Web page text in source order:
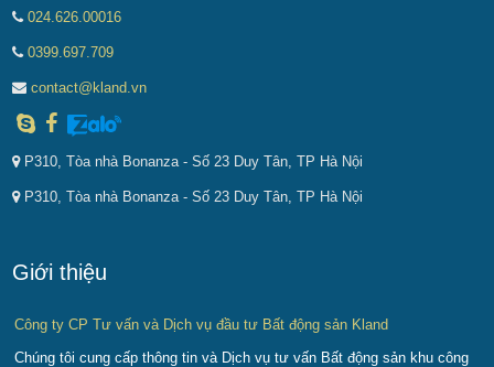
024.626.00016
0399.697.709
contact@kland.vn
P310, Tòa nhà Bonanza - Số 23 Duy Tân, TP Hà Nội
P310, Tòa nhà Bonanza - Số 23 Duy Tân, TP Hà Nội
Giới thiệu
Công ty CP Tư vấn và Dịch vụ đầu tư Bất động sản Kland
Chúng tôi cung cấp thông tin và Dịch vụ tư vấn Bất động sản khu công